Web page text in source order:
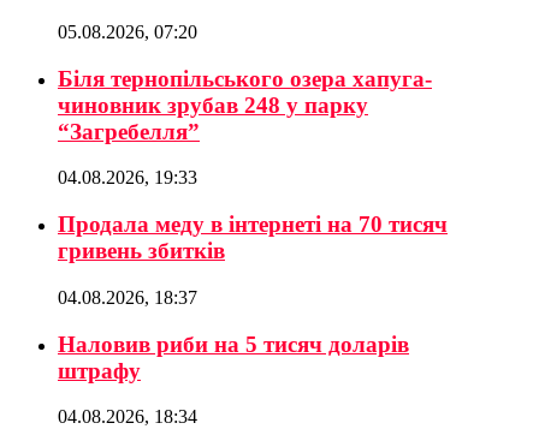
05.08.2026, 07:20
Біля тернопільського озера хапуга-
чиновник зрубав 248 у парку
“Загребелля”
04.08.2026, 19:33
Продала меду в інтернеті на 70 тисяч
гривень збитків
04.08.2026, 18:37
Наловив риби на 5 тисяч доларів
штрафу
04.08.2026, 18:34